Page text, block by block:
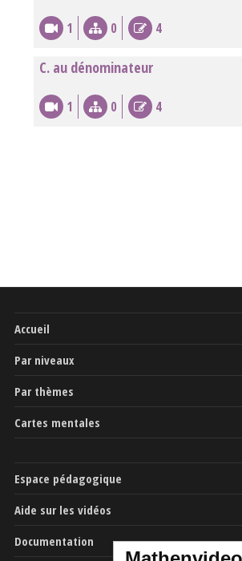
1 0 4
C. au dénominateur
1 0 4
Accueil
Par niveaux
Par thèmes
Cartes mentales
Espace pédagogique
Aide sur les vidéos
Documentation